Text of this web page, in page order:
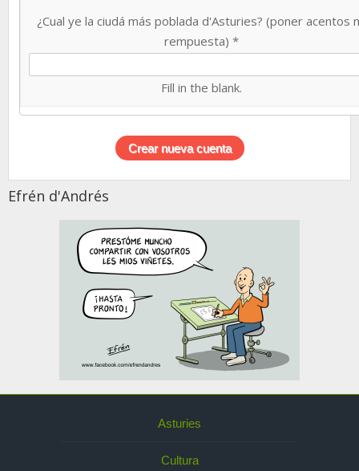
¿Cual ye la ciudá más poblada d'Asturies? (poner acentos
rempuesta) *
Fill in the blank.
Efrén d'Andrés
Asturies
Cultura